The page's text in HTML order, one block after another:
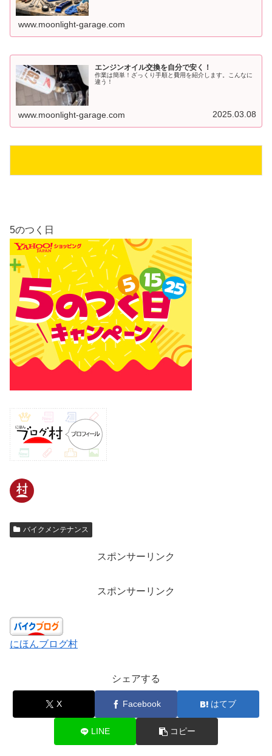
www.moonlight-garage.com
エンジンオイル交換を自分で安く！
作業は簡単！ざっくり手順と費用を紹介します。こんなに
違う！
www.moonlight-garage.com 2025.03.08
5のつく日
バイクメンテナンス
スポンサーリンク
スポンサーリンク
にほんブログ村
シェアする
X Facebook はてブ
LINE コピー